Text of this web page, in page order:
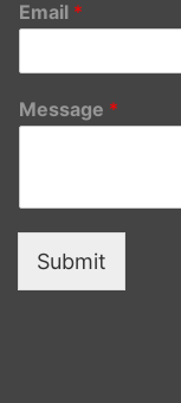
Email *
Message *
Submit